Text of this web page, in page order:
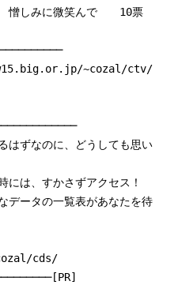
んで 10票
~cozal/ctv/
のに、どうしても思い
、すかさずアクセス！
の一覧表があなたを待
cds/